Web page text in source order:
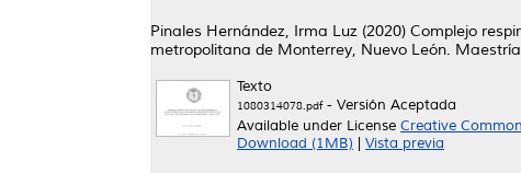
Pinales Hernández, Irma Luz (2020) Complejo
metropolitana de Monterrey, Nuevo León.
Texto
1080314078.pdf- Versión Aceptada
Available under License Creative
Download (1MB)
Vista previa